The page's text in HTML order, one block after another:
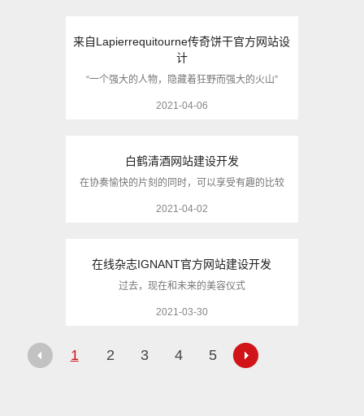
来自Lapierrequitourne传奇饼干官方网站设
计
“一个强大的人物，隐藏着狂野而强大的火山”
2021-04-06
白鹤清酒网站建设开发
在协奏愉快的片刻的同时，可以享受有趣的比较
2021-04-02
在线杂志IGNANT官方网站建设开发
过去，现在和未来的美容仪式
2021-03-30
1 2 3 4 5